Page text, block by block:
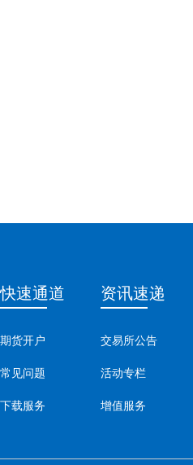
快速通道
期货开户
常见问题
下载服务
资讯速递
交易所公告
活动专栏
增值服务